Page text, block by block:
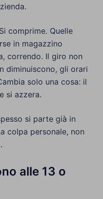
comprime. Quelle
in magazzino
correndo. Il giro non
diminuiscono, gli orari
solo una cosa: il
si azzera.
si parte già in
colpa personale, non
alle 13 o